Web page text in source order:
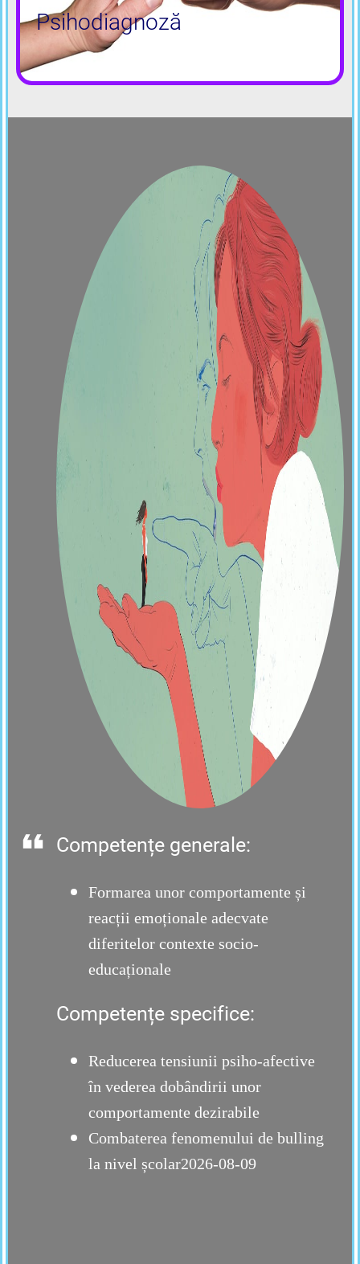
Psihodiagnoză
Competențe generale:
Formarea unor comportamente și
reacții emoționale adecvate
diferitelor contexte socio-
educaționale
Competențe specifice:
Reducerea tensiunii psiho-afective
în vederea dobândirii unor
comportamente dezirabile
Combaterea fenomenului de bulling
la nivel școlar2026-08-09